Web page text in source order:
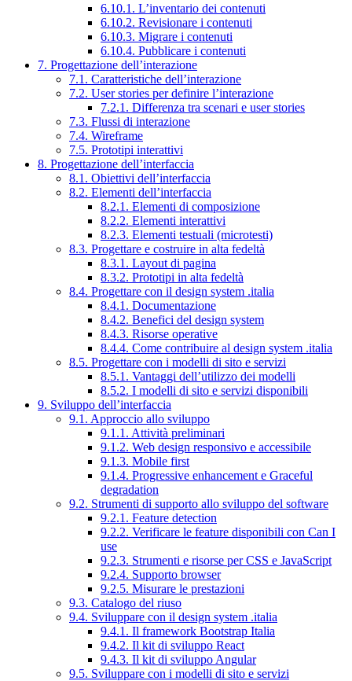
6.10.1. L’inventario dei contenuti
6.10.2. Revisionare i contenuti
6.10.3. Migrare i contenuti
6.10.4. Pubblicare i contenuti
7. Progettazione dell’interazione
7.1. Caratteristiche dell’interazione
7.2. User stories per definire l’interazione
7.2.1. Differenza tra scenari e user stories
7.3. Flussi di interazione
7.4. Wireframe
7.5. Prototipi interattivi
8. Progettazione dell’interfaccia
8.1. Obiettivi dell’interfaccia
8.2. Elementi dell’interfaccia
8.2.1. Elementi di composizione
8.2.2. Elementi interattivi
8.2.3. Elementi testuali (microtesti)
8.3. Progettare e costruire in alta fedeltà
8.3.1. Layout di pagina
8.3.2. Prototipi in alta fedeltà
8.4. Progettare con il design system .italia
8.4.1. Documentazione
8.4.2. Benefici del design system
8.4.3. Risorse operative
8.4.4. Come contribuire al design system .italia
8.5. Progettare con i modelli di sito e servizi
8.5.1. Vantaggi dell’utilizzo dei modelli
8.5.2. I modelli di sito e servizi disponibili
9. Sviluppo dell’interfaccia
9.1. Approccio allo sviluppo
9.1.1. Attività preliminari
9.1.2. Web design responsivo e accessibile
9.1.3. Mobile first
9.1.4. Progressive enhancement e Graceful
degradation
9.2. Strumenti di supporto allo sviluppo del software
9.2.1. Feature detection
9.2.2. Verificare le feature disponibili con Can I
use
9.2.3. Strumenti e risorse per CSS e JavaScript
9.2.4. Supporto browser
9.2.5. Misurare le prestazioni
9.3. Catalogo del riuso
9.4. Sviluppare con il design system .italia
9.4.1. Il framework Bootstrap Italia
9.4.2. Il kit di sviluppo React
9.4.3. Il kit di sviluppo Angular
9.5. Sviluppare con i modelli di sito e servizi